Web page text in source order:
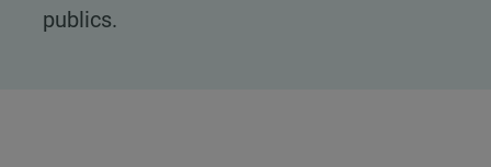
publics.